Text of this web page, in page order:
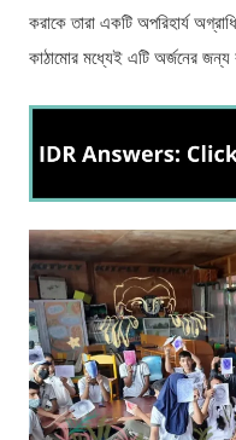
করাকে তারা একটি অপরিহার্য
কাঠামোর মধ্যেই এটি অর্জনের